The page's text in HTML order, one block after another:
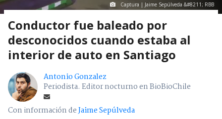
Captura | Jaime Sepúlveda &#8211; RBB
Conductor fue baleado por
desconocidos cuando estaba al
interior de auto en Santiago
Antonio Gonzalez
Periodista. Editor nocturno en BioBioChile
Con información deJaime Sepúlveda